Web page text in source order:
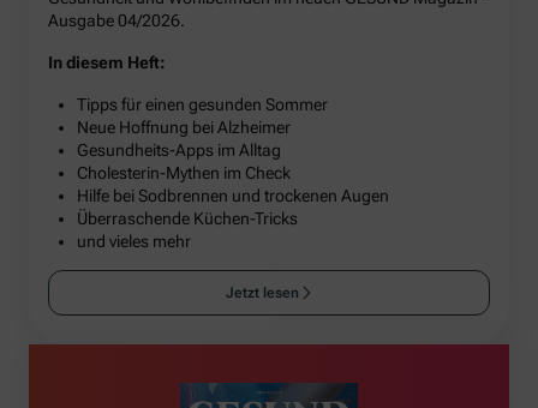
Ausgabe 04/2026.
In diesem Heft:
Tipps für einen gesunden Sommer
Neue Hoffnung bei Alzheimer
Gesundheits-Apps im Alltag
Cholesterin-Mythen im Check
Hilfe bei Sodbrennen und trockenen Augen
Überraschende Küchen-Tricks
und vieles mehr
Jetzt lesen